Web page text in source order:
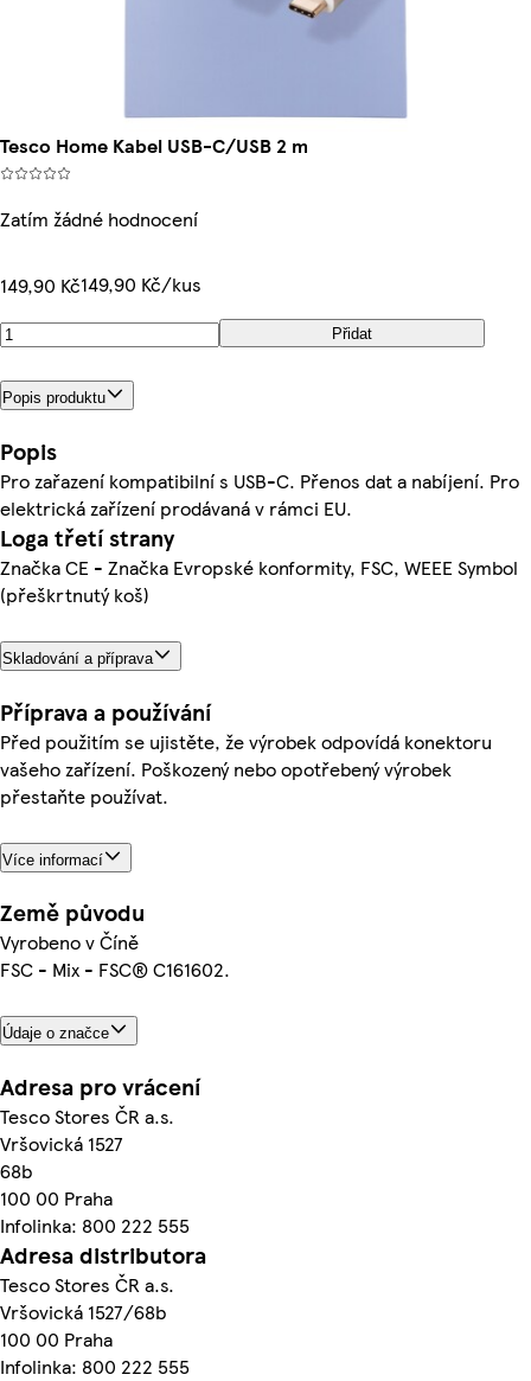
Tesco Home Kabel USB-C/USB 2 m
Zatím žádné hodnocení
149,90 Kč149,90 Kč/kus
Přidat
Popis produktu
Popis
Pro zařazení kompatibilní s USB-C. Přenos dat a nabíjení. Pro
elektrická zařízení prodávaná v rámci EU.
Loga třetí strany
Značka CE - Značka Evropské konformity, FSC, WEEE Symbol
(přeškrtnutý koš)
Skladování a příprava
Příprava a používání
Před použitím se ujistěte, že výrobek odpovídá konektoru
vašeho zařízení. Poškozený nebo opotřebený výrobek
přestaňte používat.
Více informací
Země původu
Vyrobeno v Číně
FSC - Mix - FSC® C161602.
Údaje o značce
Adresa pro vrácení
Tesco Stores ČR a.s.
Vršovická 1527
68b
100 00 Praha
Infolinka: 800 222 555
Adresa distributora
Tesco Stores ČR a.s.
Vršovická 1527/68b
100 00 Praha
Infolinka: 800 222 555